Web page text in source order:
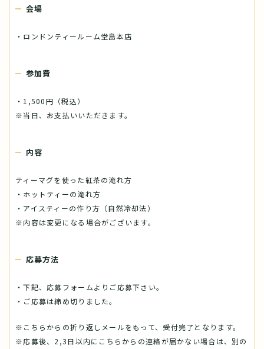
会場
・ロンドンティールーム堂島本店
参加費
・1,500円（税込）
※当日、お支払いいただきます。
内容
ティーマグを使った紅茶の淹れ方
・ホットティーの淹れ方
・アイスティーの作り方（自然冷却法）
※内容は変更になる場合がございます。
応募方法
・下記、応募フォームよりご応募下さい。
・ご応募は締め切りました。
※こちらからの折り返しメールをもって、受付完了となります。
※応募後、2,3日以内にこちらからの連絡が届かない場合は、別の